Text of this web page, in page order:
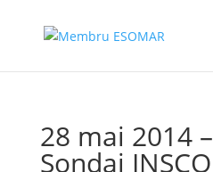
28 mai 2014
Sondaj